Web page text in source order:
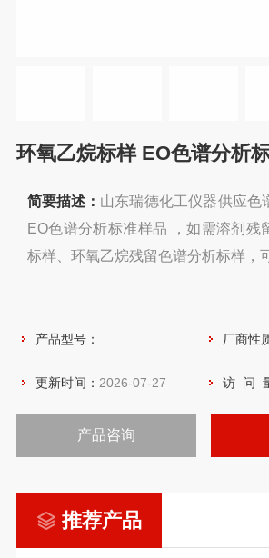
环氧乙烷标样 EO色谱分析
简要描述： 山东瑞德化工仪器供应色
EO色谱分析标准样品 ，如需溶剂残
标样、环氧乙烷残留色谱分析标样，
产品型号： 厂商性
更新时间： 2026-07-27 访 问
产品咨询
推荐产品